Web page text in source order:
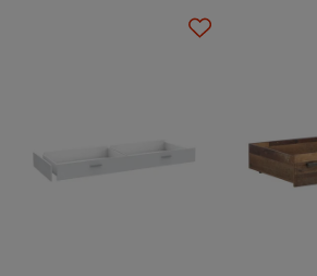
Färg
hem eller till utlämningsställe.
vi tyvärr inte erbjuda dessa för ditt
produkter.